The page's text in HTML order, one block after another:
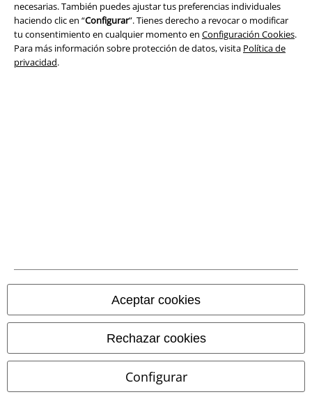
necesarias. También puedes ajustar tus preferencias individuales
haciendo clic en “Configurar”. Tienes derecho a revocar o modificar
tu consentimiento en cualquier momento en Configuración Cookies.
Para más información sobre protección de datos, visita Política de
privacidad.
Aceptar cookies
Rechazar cookies
Configurar
Sostenibilidad
Métodos de pago
bancaria por